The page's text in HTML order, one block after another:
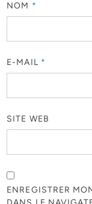
NOM *
E-MAIL *
SITE WEB
ENREGISTRER